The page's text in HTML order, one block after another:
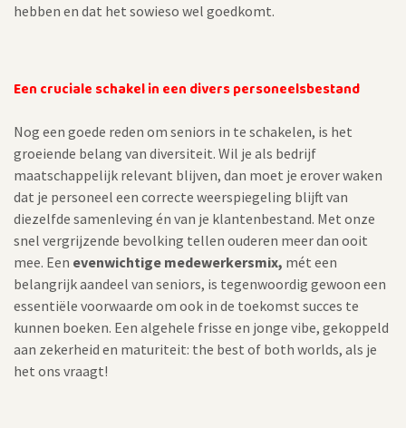
hebben en dat het sowieso wel goedkomt.
Een cruciale schakel in een divers personeelsbestand
Nog een goede reden om seniors in te schakelen, is het
groeiende belang van diversiteit. Wil je als bedrijf
maatschappelijk relevant blijven, dan moet je erover waken
dat je personeel een correcte weerspiegeling blijft van
diezelfde samenleving én van je klantenbestand. Met onze
snel vergrijzende bevolking tellen ouderen meer dan ooit
mee. Een evenwichtige medewerkersmix, mét een
belangrijk aandeel van seniors, is tegenwoordig gewoon een
essentiële voorwaarde om ook in de toekomst succes te
kunnen boeken. Een algehele frisse en jonge vibe, gekoppeld
aan zekerheid en maturiteit: the best of both worlds, als je
het ons vraagt!